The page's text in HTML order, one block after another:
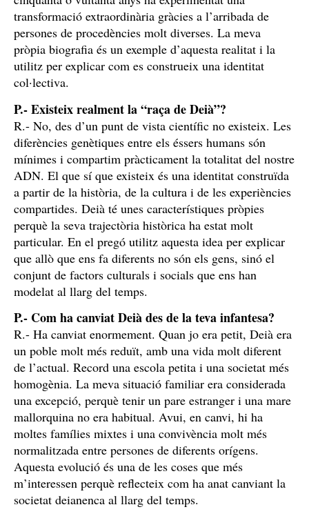
transformació extraordinària gràcies a l’arribada de
persones de procedències molt diverses. La meva
pròpia biografia és un exemple d’aquesta realitat i la
utilitz per explicar com es construeix una identitat
col·lectiva.
P.- Existeix realment la “raça de Deià”?
R.- No, des d’un punt de vista científic no existeix. Les
diferències genètiques entre els éssers humans són
mínimes i compartim pràcticament la totalitat del nostre
ADN. El que sí que existeix és una identitat construïda
a partir de la història, de la cultura i de les experiències
compartides. Deià té unes característiques pròpies
perquè la seva trajectòria històrica ha estat molt
particular. En el pregó utilitz aquesta idea per explicar
que allò que ens fa diferents no són els gens, sinó el
conjunt de factors culturals i socials que ens han
modelat al llarg del temps.
P.- Com ha canviat Deià des de la teva infantesa?
R.- Ha canviat enormement. Quan jo era petit, Deià era
un poble molt més reduït, amb una vida molt diferent
de l’actual. Record una escola petita i una societat més
homogènia. La meva situació familiar era considerada
una excepció, perquè tenir un pare estranger i una mare
mallorquina no era habitual. Avui, en canvi, hi ha
moltes famílies mixtes i una convivència molt més
normalitzada entre persones de diferents orígens.
Aquesta evolució és una de les coses que més
m’interessen perquè reflecteix com ha anat canviant la
societat deianenca al llarg del temps.